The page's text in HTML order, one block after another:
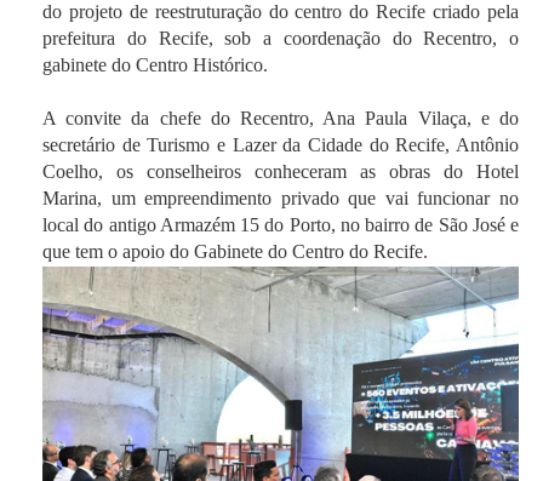
do projeto de reestruturação do centro do Recife criado pela
prefeitura do Recife, sob a coordenação do Recentro, o
gabinete do Centro Histórico.
A convite da chefe do Recentro, Ana Paula Vilaça, e do
secretário de Turismo e Lazer da Cidade do Recife, Antônio
Coelho, os conselheiros conheceram as obras do Hotel
Marina, um empreendimento privado que vai funcionar no
local do antigo Armazém 15 do Porto, no bairro de São José e
que tem o apoio do Gabinete do Centro do Recife.